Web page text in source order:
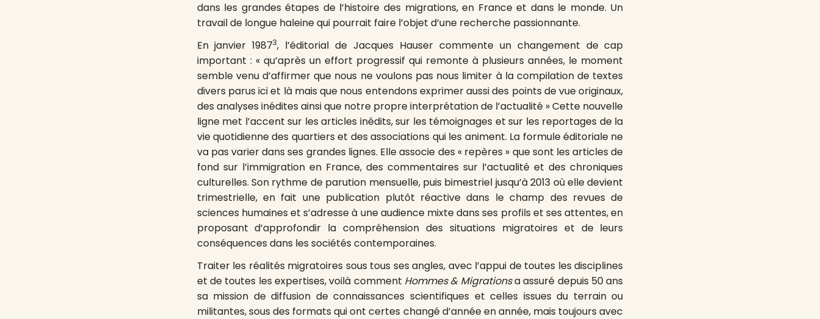
dans les grandes étapes de l’histoire des migrations, en France et dans le monde. Un
travail de longue haleine qui pourrait faire l’objet d’une recherche passionnante.
En janvier 19873, l’éditorial de Jacques Hauser commente un changement de cap
important : « qu’après un effort progressif qui remonte à plusieurs années, le moment
semble venu d’affirmer que nous ne voulons pas nous limiter à la compilation de textes
divers parus ici et là mais que nous entendons exprimer aussi des points de vue originaux,
des analyses inédites ainsi que notre propre interprétation de l’actualité » Cette nouvelle
ligne met l’accent sur les articles inédits, sur les témoignages et sur les reportages de la
vie quotidienne des quartiers et des associations qui les animent. La formule éditoriale ne
va pas varier dans ses grandes lignes. Elle associe des « repères » que sont les articles de
fond sur l’immigration en France, des commentaires sur l’actualité et des chroniques
culturelles. Son rythme de parution mensuelle, puis bimestriel jusqu’à 2013 où elle devient
trimestrielle, en fait une publication plutôt réactive dans le champ des revues de
sciences humaines et s’adresse à une audience mixte dans ses profils et ses attentes, en
proposant d’approfondir la compréhension des situations migratoires et de leurs
conséquences dans les sociétés contemporaines.
Traiter les réalités migratoires sous tous ses angles, avec l’appui de toutes les disciplines
et de toutes les expertises, voilà comment Hommes & Migrationsa assuré depuis 50 ans
sa mission de diffusion de connaissances scientifiques et celles issues du terrain ou
militantes, sous des formats qui ont certes changé d’année en année, mais toujours avec